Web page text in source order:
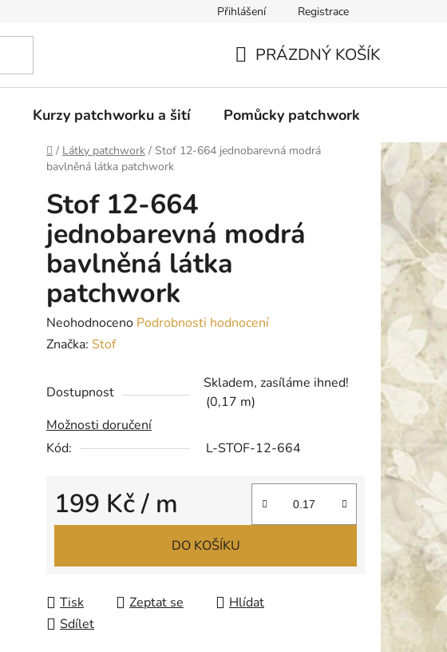
Obchodní podmínky
Přihlášení Registrace
KOŠÍK
PRÁZDNÝ KOŠÍK
Kurzy patchworku a šití Pomůcky patchwork
Domů
/ Látky patchwork / Stof 12-664 jednobarevná modrá
bavlněná látka patchwork
Stof 12-664
jednobarevná modrá
bavlněná látka
patchwork
Průměrné
hodnocení
je
z
5
Neohodnoceno Podrobnosti hodnocení
Značka: Stof
Dostupnost
Skladem, zasíláme ihned!
(0,17 m)
Možnosti doručení
Kód:
L-STOF-12-664
199 Kč/ m
Měrná cena:
DO KOŠÍKU
Tisk Zeptat se
Hlídat
Sdílet